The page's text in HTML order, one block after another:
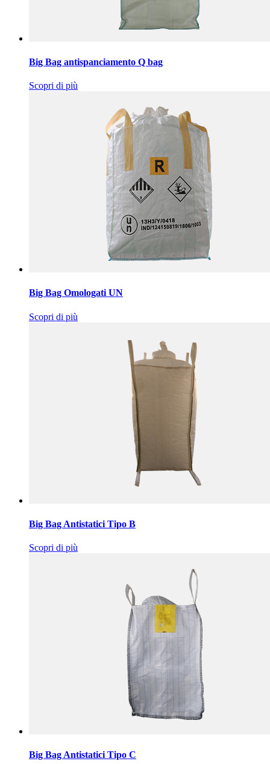
Big Bag antispanciamento Q bag
Scopri di più
Big Bag Omologati UN
Scopri di più
Big Bag Antistatici Tipo B
Scopri di più
Big Bag Antistatici Tipo C